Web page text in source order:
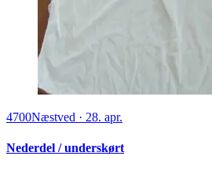
4700Næstved · 28. apr.
Nederdel / underskørt